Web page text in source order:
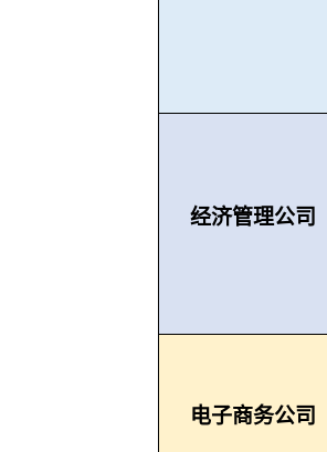
经济管理公司
电子商务公司